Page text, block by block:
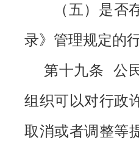
（五）是否
录》管理规定的行
第十九条 公
组织可以对行政
取消或者调整等